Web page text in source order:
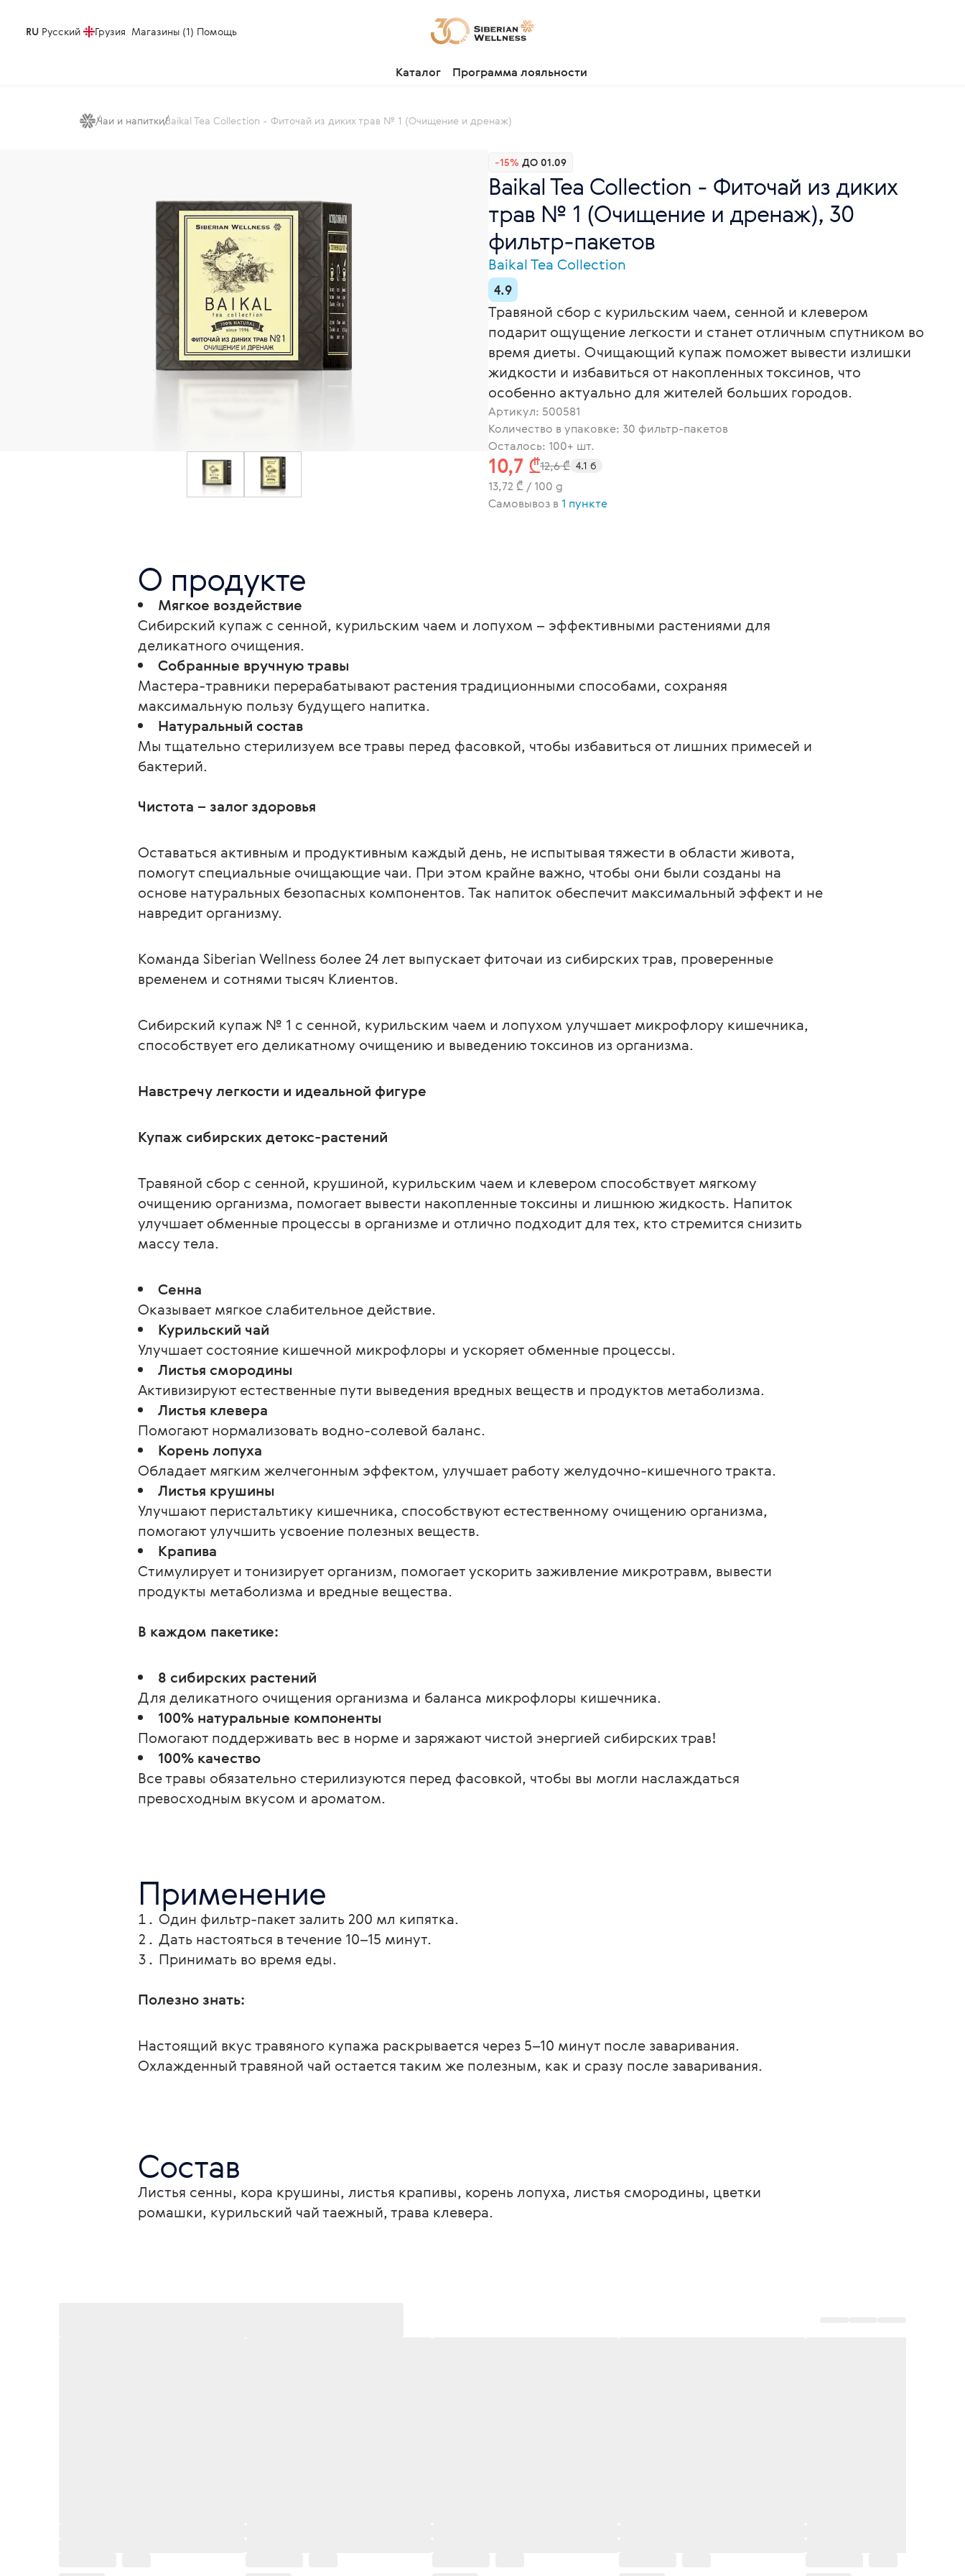
RU Русский Грузия Магазины (1) Помощь
Каталог Программа лояльности
Чаи и напиткиBaikal Tea Collection - Фиточай из диких трав № 1 (Очищение и дренаж)
-15% ДО 01.09
Baikal Tea Collection - Фиточай из диких
трав № 1 (Очищение и дренаж), 30
фильтр-пакетов
Baikal Tea Collection
4.9
Травяной сбор с курильским чаем, сенной и клевером
подарит ощущение легкости и станет отличным спутником во
время диеты. Очищающий купаж поможет вывести излишки
жидкости и избавиться от накопленных токсинов, что
особенно актуально для жителей больших городов.
Артикул: 500581
Количество в упаковке: 30 фильтр-пакетов
Осталось: 100+ шт.
10,7 ₾12,6 ₾ 4.1 б
13,72 ₾ / 100 g
Самовывоз в 1 пункте
О продукте
Мягкое воздействие
Сибирский купаж с сенной, курильским чаем и лопухом – эффективными растениями для
деликатного очищения.
Собранные вручную травы
Мастера-травники перерабатывают растения традиционными способами, сохраняя
максимальную пользу будущего напитка.
Натуральный состав
Мы тщательно стерилизуем все травы перед фасовкой, чтобы избавиться от лишних примесей и
бактерий.
Чистота – залог здоровья
Оставаться активным и продуктивным каждый день, не испытывая тяжести в области живота,
помогут специальные очищающие чаи. При этом крайне важно, чтобы они были созданы на
основе натуральных безопасных компонентов. Так напиток обеспечит максимальный эффект и не
навредит организму.
Команда Siberian Wellness более 24 лет выпускает фиточаи из сибирских трав, проверенные
временем и сотнями тысяч Клиентов.
Сибирский купаж № 1 с сенной, курильским чаем и лопухом улучшает микрофлору кишечника,
способствует его деликатному очищению и выведению токсинов из организма.
Навстречу легкости и идеальной фигуре
Купаж сибирских детокс-растений
Травяной сбор с сенной, крушиной, курильским чаем и клевером способствует мягкому
очищению организма, помогает вывести накопленные токсины и лишнюю жидкость. Напиток
улучшает обменные процессы в организме и отлично подходит для тех, кто стремится снизить
массу тела.
Сенна
Оказывает мягкое слабительное действие.
Курильский чай
Улучшает состояние кишечной микрофлоры и ускоряет обменные процессы.
Листья смородины
Активизируют естественные пути выведения вредных веществ и продуктов метаболизма.
Листья клевера
Помогают нормализовать водно-солевой баланс.
Корень лопуха
Обладает мягким желчегонным эффектом, улучшает работу желудочно-кишечного тракта.
Листья крушины
Улучшают перистальтику кишечника, способствуют естественному очищению организма,
помогают улучшить усвоение полезных веществ.
Крапива
Стимулирует и тонизирует организм, помогает ускорить заживление микротравм, вывести
продукты метаболизма и вредные вещества.
В каждом пакетике:
8 сибирских растений
Для деликатного очищения организма и баланса микрофлоры кишечника.
100% натуральные компоненты
Помогают поддерживать вес в норме и заряжают чистой энергией сибирских трав!
100% качество
Все травы обязательно стерилизуются перед фасовкой, чтобы вы могли наслаждаться
превосходным вкусом и ароматом.
Применение
Один фильтр-пакет залить 200 мл кипятка.
Дать настояться в течение 10–15 минут.
Принимать во время еды.
Полезно знать:
Настоящий вкус травяного купажа раскрывается через 5–10 минут после заваривания.
Охлажденный травяной чай остается таким же полезным, как и сразу после заваривания.
Состав
Листья сенны, кора крушины, листья крапивы, корень лопуха, листья смородины, цветки
ромашки, курильский чай таежный, трава клевера.